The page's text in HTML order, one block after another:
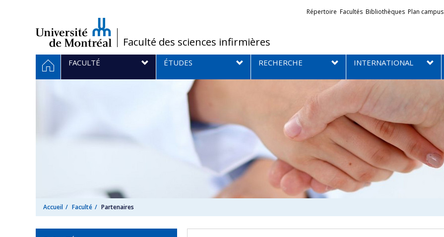
/Faculté des sciences infirmières
Liens
Répertoire Facultés Bibliothèques Plan campus
Navigation
principale
ACCUEIL
FACULTÉ ÉTUDES RECHERCHE INTERNATIONAL
Accueil Faculté Partenaires